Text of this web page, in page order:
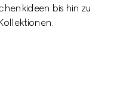
bis hin zu